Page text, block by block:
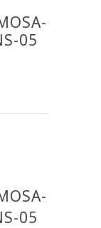
05
05